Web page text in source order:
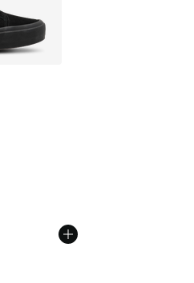
Prix en baisse de € 84,99 à